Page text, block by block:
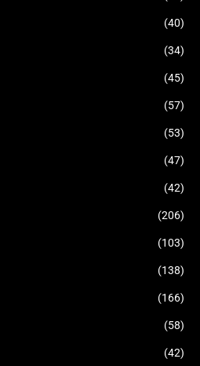
(40)
(34)
(45)
(57)
(53)
(47)
(42)
(206)
(103)
(138)
(166)
(58)
(42)